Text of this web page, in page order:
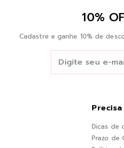
10%
Cadastre e ganhe 10% de
Dicas de
Prazo de